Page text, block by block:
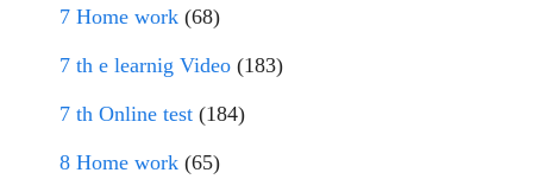
7 Home work (68)
7 th e learnig Video (183)
7 th Online test (184)
8 Home work (65)